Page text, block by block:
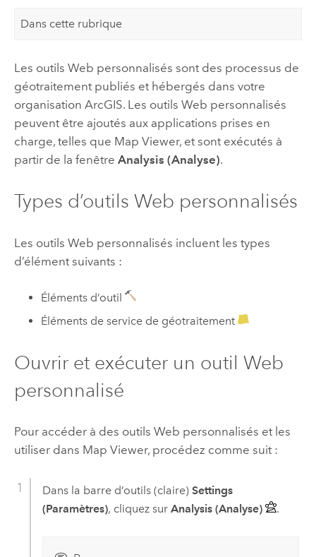
Dans cette rubrique
Les outils Web personnalisés sont des processus de
géotraitement publiés et hébergés dans votre
organisation ArcGIS. Les outils Web personnalisés
peuvent être ajoutés aux applications prises en
charge, telles que Map Viewer, et sont exécutés à
partir de la fenêtre Analysis (Analyse).
Types d’outils Web personnalisés
Les outils Web personnalisés incluent les types
d’élément suivants :
Éléments d’outil
Éléments de service de géotraitement
Ouvrir et exécuter un outil Web
personnalisé
Pour accéder à des outils Web personnalisés et les
utiliser dans Map Viewer, procédez comme suit :
Dans la barre d’outils (claire) Settings
(Paramètres), cliquez sur Analysis (Analyse) .